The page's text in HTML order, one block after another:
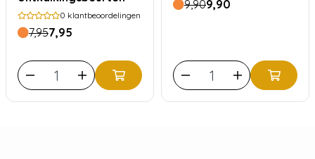
0 klantbeoordelingen
7,957,95
9,909,90